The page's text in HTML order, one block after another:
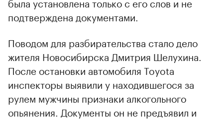
00:00 / 00:00
подтверждена документами.
Поводом для разбирательства стало дело
жителя Новосибирска Дмитрия Шелухина.
После остановки автомобиля Toyota
инспекторы выявили у находившегося за
рулем мужчины признаки алкогольного
опьянения. Документы он не предъявил и